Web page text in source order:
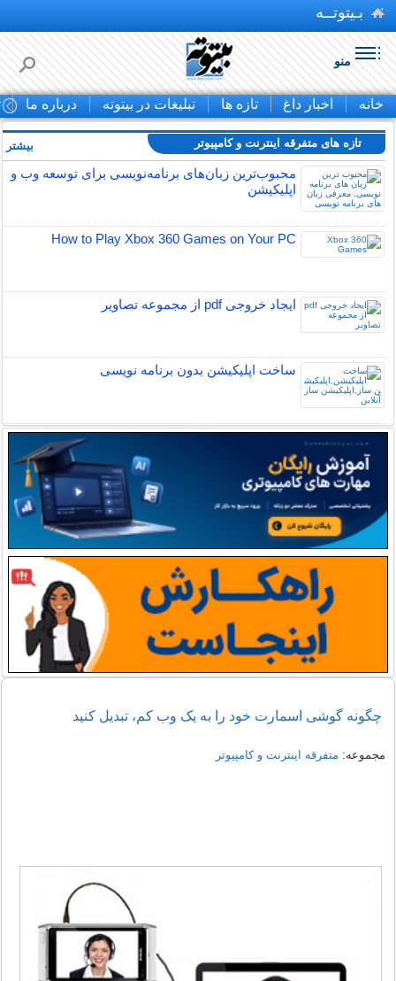
بـیتوتــه
منو
خانه اخبار داغ تازه ها تبلیغات در بیتوته درباره ما
تازه های متفرقه اينترنت و كامپيوتر
محبوب‌ترین زبان‌های برنامه‌نویسی برای توسعه وب و
اپلیکیشن
How to Play Xbox 360 Games on Your PC
ایجاد خروجی pdf از مجموعه تصاویر
ساخت اپلیکیشن بدون برنامه نویسی
بیشتر
چگونه گوشی اسمارت خود را به یک وب کم، تبدیل کنید
مجموعه: متفرقه اينترنت و كامپيوتر